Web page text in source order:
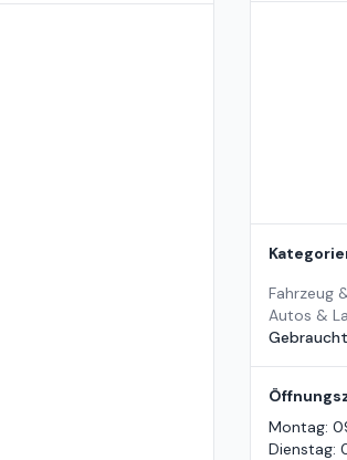
Fahrzeug
Autos &
Montag:
Dienstag: